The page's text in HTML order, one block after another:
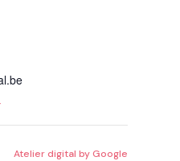
Atelier digital by Google